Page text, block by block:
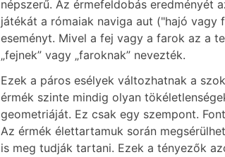
népszerű. Az érmefeldobás eredményét
játékát a rómaiak naviga aut ("hajó vagy
eseményt. Mivel a fej vagy a farok az a
„fejnek” vagy „faroknak” nevezték.
Ezek a páros esélyek változhatnak a
érmék szinte mindig olyan
geometriáját. Ez csak egy szempont.
Az érmék élettartamuk során
is meg tudják tartani. Ezek a tényezők